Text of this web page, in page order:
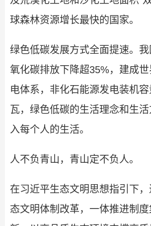
球森林资源增长最快的国家。
绿色低碳发展方式全面提速。
氧化碳排放下降超35%，建成
电体系，非化石能源发电装机
瓦，绿色低碳的生活理念和生
入每个人的生活。
人不负青山，青山定不负人。
在习近平生态文明思想指引下
态文明体制改革，一体推进制度